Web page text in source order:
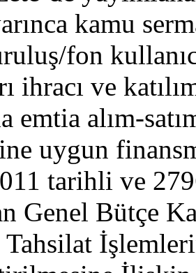
kamu
fon
ihracı ve
emtia alım-
uygun
tarihli ve
Genel Bütçe
Tahsilat